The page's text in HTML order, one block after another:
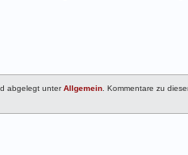
abgelegt unterAllgemein . Kommentare zu